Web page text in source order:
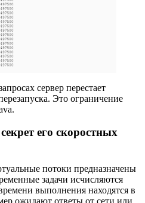
сервер перестает
Это ограничение
его скоростных
потоки предназначены
задачи исчисляются
выполнения находятся в
ожидают ответы от сети или